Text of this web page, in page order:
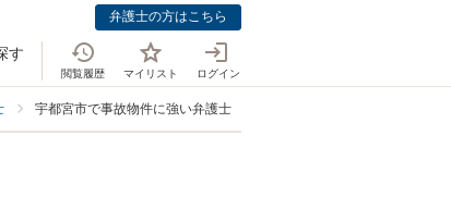
弁護士の方はこちら
す
閲覧履歴 マイリスト ログイン
宇都宮市で事故物件に強い弁護士